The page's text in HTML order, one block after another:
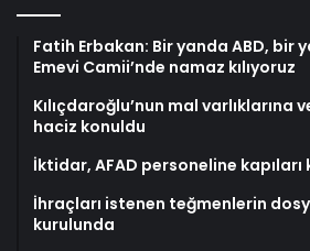
Fatih Erbakan: Bir yanda ABD, bir
Emevi Camii’nde namaz kılıyoruz
Kılıçdaroğlu’nun mal varlıklarına
haciz konuldu
İktidar, AFAD personeline
İhraçları istenen teğmenlerin
kurulunda